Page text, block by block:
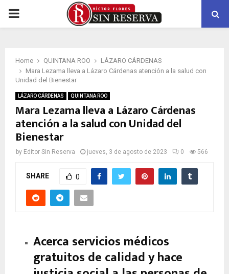
PRIMARY
Home QUINTANA ROO
LÁZARO CÁRDENAS
Mara Lezama lleva a Lázaro Cárdenas atención a la salud con
Unidad del Bienestar
LÁZARO CÁRDENAS QUINTANA ROO
Mara Lezama lleva a Lázaro Cárdenas
atención a la salud con Unidad del
Bienestar
by Editor Sin Reserva jueves, 3 de agosto de 2023 0 566
SHARE 0
Acerca servicios médicos
gratuitos de calidad y hace